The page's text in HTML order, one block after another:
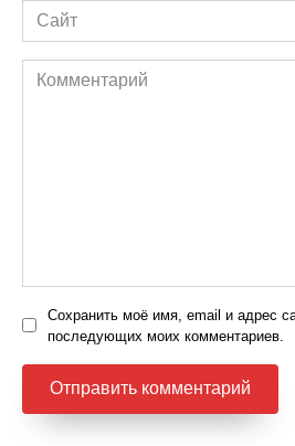
Сайт
Комментарий
Сохранить моё имя, email и адрес
последующих моих комментариев.